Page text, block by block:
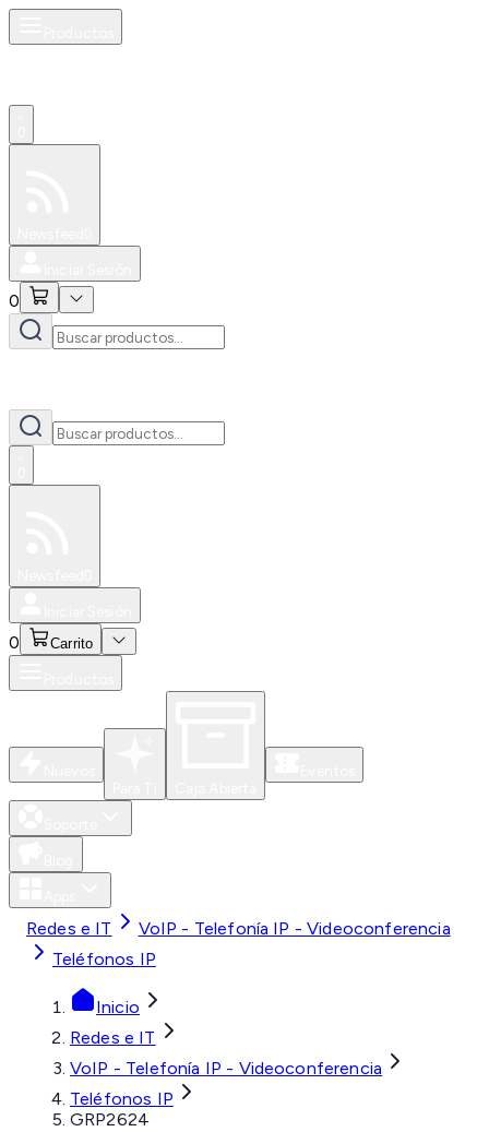
0
0 Carrito
Redes e IT
VoIP - Telefonía IP - Videoconferencia
Teléfonos IP
Inicio
Redes e IT
VoIP - Telefonía IP - Videoconferencia
Teléfonos IP
GRP2624